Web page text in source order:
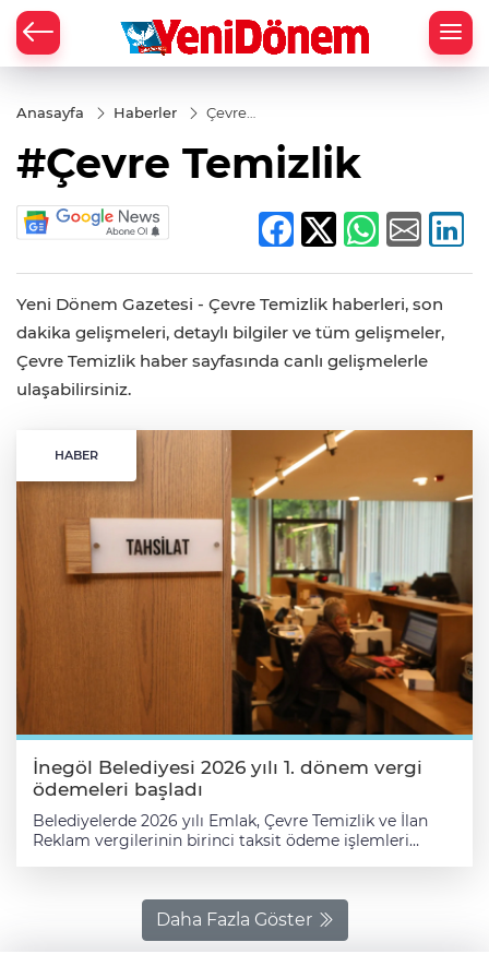
Anasayfa Haberler
Çevre
#Çevre Temizlik
Yeni Dönem Gazetesi - Çevre Temizlik haberleri, son
dakika gelişmeleri, detaylı bilgiler ve tüm gelişmeler,
Çevre Temizlik haber sayfasında canlı gelişmelerle
ulaşabilirsiniz.
HABER
İnegöl Belediyesi 2026 yılı 1. dönem vergi
ödemeleri başladı
Belediyelerde 2026 yılı Emlak, Çevre Temizlik ve İlan
Reklam vergilerinin birinci taksit ödeme işlemleri
ödemelerini son günlere bırakmaması konusunda çağrı
yapıldı. Açıklamada, Belediyenin önemli gelir
kaynaklarından olan; emlak vergisi, çevre temizlik
vergisi ve ilan reklam vergisi 1. taksitlerinin son ödeme
Daha Fazla Göster